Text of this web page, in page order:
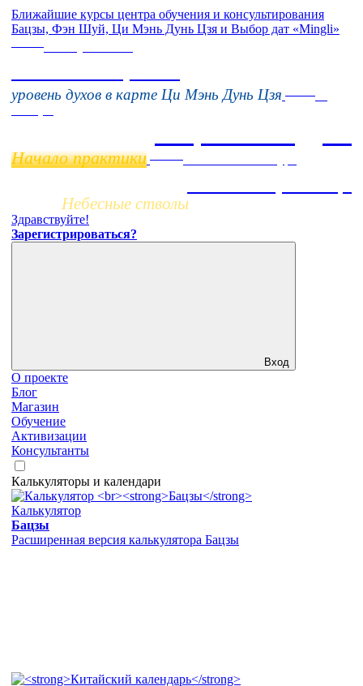
Ближайшие курсы центра обучения и консультирования
Бацзы, Фэн Шуй, Ци Мэнь Дунь Цзя и Выбор дат «Mingli»
уровень духов в карте Ци Мэнь Дунь Цзя
Начало практики
Небесные стволы
Здравствуйте!
Зарегистрироваться?
Вход
О проекте
Блог
Магазин
Обучение
Активизации
Консультанты
Калькуляторы и календари
Калькулятор
Бацзы
Расширенная версия калькулятора Бацзы